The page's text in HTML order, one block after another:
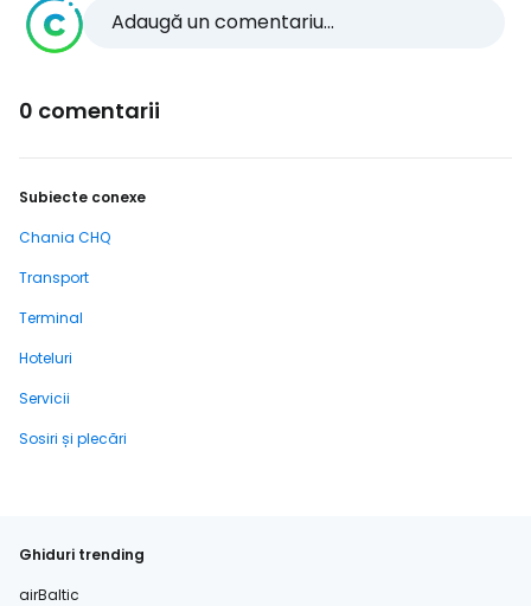
Adaugă un comentariu...
0 comentarii
Subiecte conexe
Chania CHQ
Transport
Terminal
Hoteluri
Servicii
Sosiri și plecări
Ghiduri trending
airBaltic